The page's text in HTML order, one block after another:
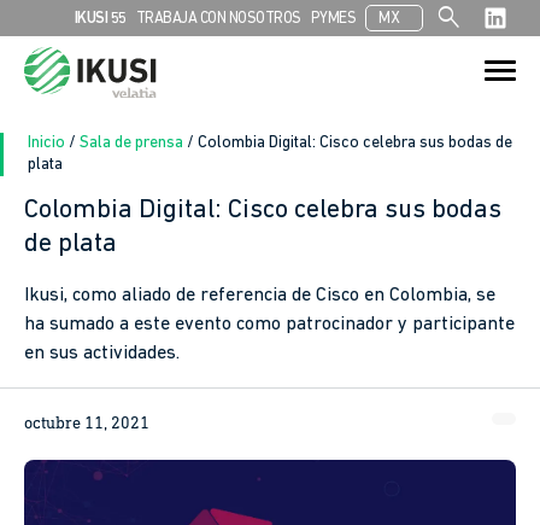
IKUSI 55 TRABAJA CON NOSOTROS PYMES MX search
Search
for:
Search Button
Inicio / Sala de prensa / Colombia Digital: Cisco celebra sus bodas de
plata
Colombia Digital: Cisco celebra sus bodas
de plata
Ikusi, como aliado de referencia de Cisco en Colombia, se
ha sumado a este evento como patrocinador y participante
en sus actividades.
octubre 11, 2021